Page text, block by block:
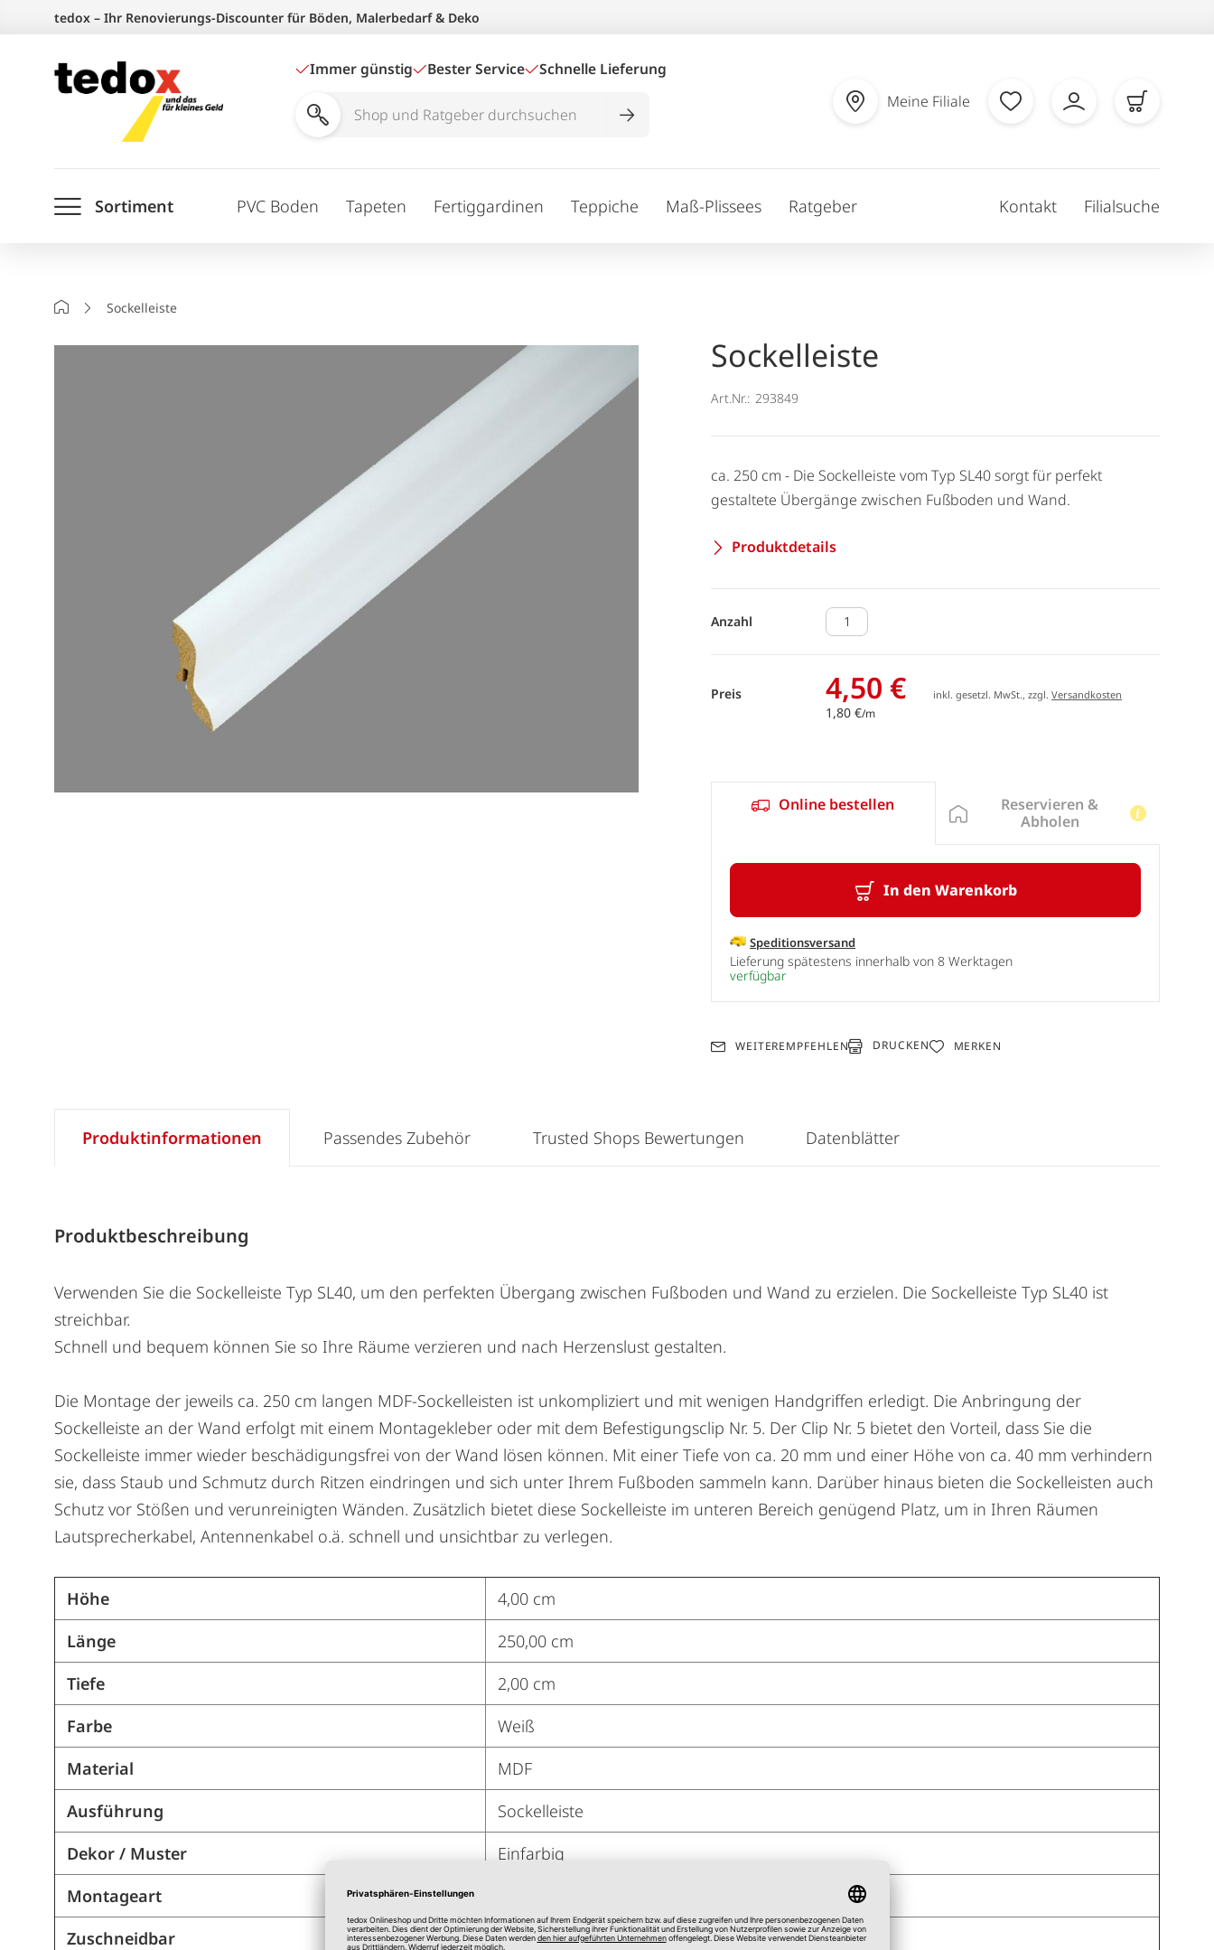
springen
tedox – Ihr Renovierungs-Discounter für Böden, Malerbedarf & Deko
Immer günstig Bester Service Schnelle Lieferung
Shop
durchsuchen
Meine Filiale
Sortiment PVC Boden Tapeten Fertiggardinen Teppiche Maß-Plissees Ratgeber Kontakt Filialsuche
StartseiteSockelleiste
Sockelleiste
Art.Nr.: 293849
ca. 250 cm - Die Sockelleiste vom Typ SL40 sorgt für perfekt
gestaltete Übergänge zwischen Fußboden und Wand.
Produktdetails
Anzahl
Preis 4,50 €
1,80 €/m
inkl. gesetzl. MwSt., zzgl.Versandkosten
Online bestellen
In den Warenkorb
Speditionsversand
Lieferung spätestens innerhalb von 8 Werktagen
verfügbar
Reservieren &
Abholen
WEITEREMPFEHLEN DRUCKEN MERKEN
Produktinformationen
Produktbeschreibung
Verwenden Sie die Sockelleiste Typ SL40, um den perfekten Übergang zwischen Fußboden und Wand zu erzielen. Die Sockelleiste Typ SL40 ist
streichbar.
Schnell und bequem können Sie so Ihre Räume verzieren und nach Herzenslust gestalten.
Die Montage der jeweils ca. 250 cm langen MDF-Sockelleisten ist unkompliziert und mit wenigen Handgriffen erledigt. Die Anbringung der
Sockelleiste an der Wand erfolgt mit einem Montagekleber oder mit dem Befestigungsclip Nr. 5. Der Clip Nr. 5 bietet den Vorteil, dass Sie die
Sockelleiste immer wieder beschädigungsfrei von der Wand lösen können. Mit einer Tiefe von ca. 20 mm und einer Höhe von ca. 40 mm verhindern
sie, dass Staub und Schmutz durch Ritzen eindringen und sich unter Ihrem Fußboden sammeln kann. Darüber hinaus bieten die Sockelleisten auch
Schutz vor Stößen und verunreinigten Wänden. Zusätzlich bietet diese Sockelleiste im unteren Bereich genügend Platz, um in Ihren Räumen
Lautsprecherkabel, Antennenkabel o.ä. schnell und unsichtbar zu verlegen.
Höhe
4,00 cm
Länge
250,00 cm
Tiefe
2,00 cm
Farbe
Weiß
Material
MDF
Ausführung
Sockelleiste
Dekor / Muster
Einfarbig
Montageart
Zuschneidbar
Ja
Passendes Zubehör Trusted Shops Bewertungen Datenblätter